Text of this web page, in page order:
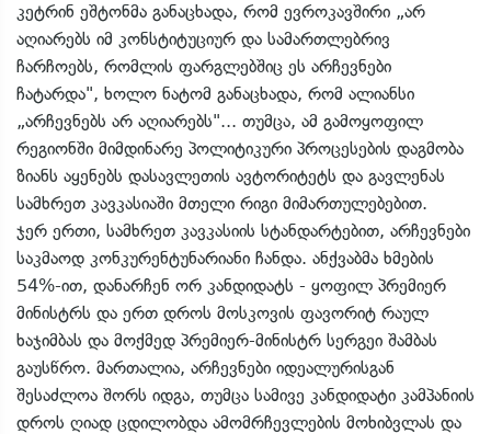
კეტრინ ეშტონმა განაცხადა, რომ ევროკავშირი „არ
აღიარებს იმ კონსტიტუციურ და სამართლებრივ
ჩარჩოებს, რომლის ფარგლებშიც ეს არჩევნები
ჩატარდა", ხოლო ნატომ განაცხადა, რომ ალიანსი
„არჩევნებს არ აღიარებს"... თუმცა, ამ გამოყოფილ
რეგიონში მიმდინარე პოლიტიკური პროცესების დაგმობა
ზიანს აყენებს დასავლეთის ავტორიტეტს და გავლენას
სამხრეთ კავკასიაში მთელი რიგი მიმართულებებით.
ჯერ ერთი, სამხრეთ კავკასიის სტანდარტებით, არჩევნები
საკმაოდ კონკურენტუნარიანი ჩანდა. ანქვაბმა ხმების
54%-ით, დანარჩენ ორ კანდიდატს - ყოფილ პრემიერ
მინისტრს და ერთ დროს მოსკოვის ფავორიტ რაულ
ხაჯიმბას და მოქმედ პრემიერ-მინისტრ სერგეი შამბას
გაუსწრო. მართალია, არჩევნები იდეალურისგან
შესაძლოა შორს იდგა, თუმცა სამივე კანდიდატი კამპანიის
დროს ღიად ცდილობდა ამომრჩევლების მოხიბვლას და